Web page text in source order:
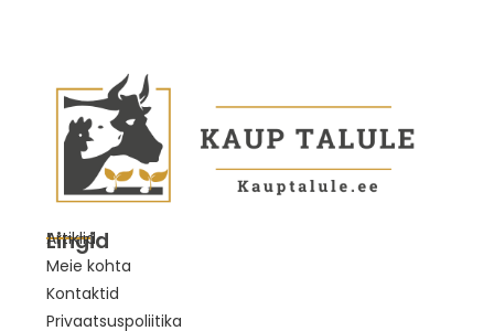
Lingid
Artiklid
Meie kohta
Kontaktid
Privaatsuspoliitika